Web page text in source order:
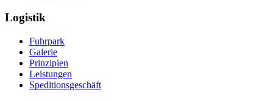
Logistik
Fuhrpark
Galerie
Prinzipien
Leistungen
Speditionsgeschäft